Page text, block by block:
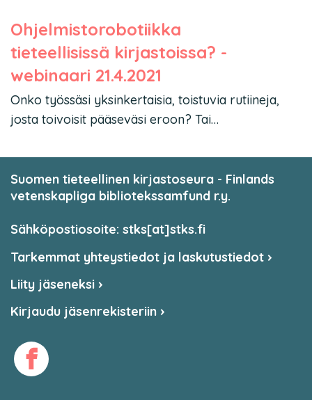
Ohjelmistorobotiikka
tieteellisissä kirjastoissa? -
webinaari 21.4.2021
Onko työssäsi yksinkertaisia, toistuvia rutiineja,
josta toivoisit pääseväsi eroon? Tai…
Suomen tieteellinen kirjastoseura - Finlands
vetenskapliga bibliotekssamfund r.y.
Sähköpostiosoite: stks[at]stks.fi
Tarkemmat yhteystiedot ja laskutustiedot
Liity jäseneksi
Kirjaudu jäsenrekisteriin